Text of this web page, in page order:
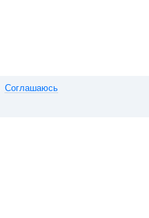
Соглашаюсь